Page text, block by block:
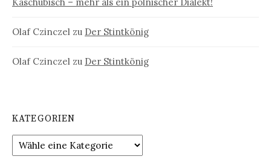
Kaschubisch – mehr als ein polnischer Dialekt!
Olaf Czinczel zu Der Stintkönig
Olaf Czinczel zu Der Stintkönig
KATEGORIEN